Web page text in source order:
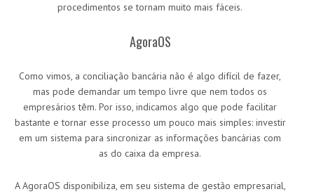
procedimentos se tornam muito mais fáceis.
AgoraOS
Como vimos, a conciliação bancária não é algo difícil de fazer,
mas pode demandar um tempo livre que nem todos os
empresários têm. Por isso, indicamos algo que pode facilitar
bastante e tornar esse processo um pouco mais simples: investir
em um sistema para sincronizar as informações bancárias com
as do caixa da empresa.
A AgoraOS disponibiliza, em seu sistema de gestão empresarial,